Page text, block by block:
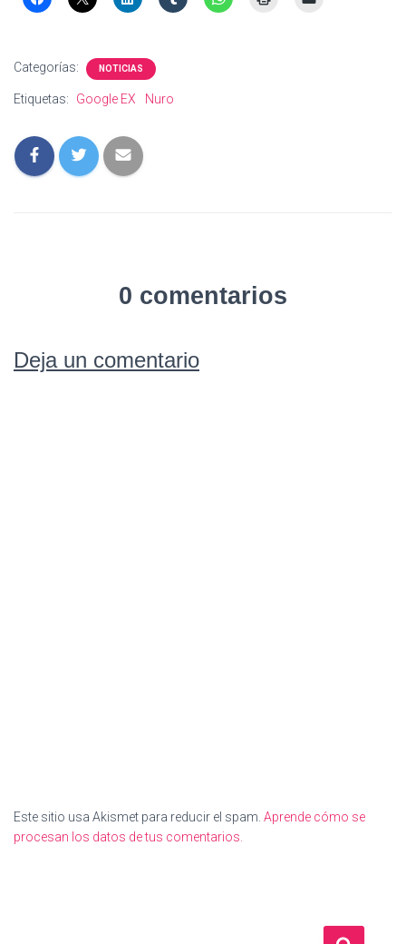
Categorías: NOTICIAS
Etiquetas: Google EX Nuro
0 comentarios
Deja un comentario
Este sitio usa Akismet para reducir el spam. Aprende cómo se
procesan los datos de tus comentarios.